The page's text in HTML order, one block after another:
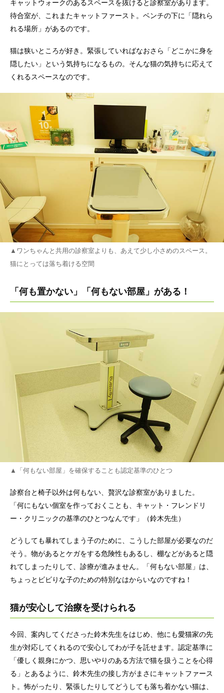
キャットウォークのあるスペースを抜けると診察室があります。
待合室が、これまたキャットファースト。ベンチの下に「隠れら
れる場所」があるのです。
猫は狭いところが好き。緊張していればなおさら「どこかに身を
隠したい」という気持ちになるもの。そんな猫の気持ちに応えて
くれるスペースなのです。
▲ワンちゃんと共用の診察室よりも、あえて少し小さめのスペース。
猫にとっては落ち着ける空間
「何も置かない」「何もない部屋」がある！
▲「何もない部屋」を確保することも認定基準のひとつ
診察台と椅子以外は何もない、贅沢な診察室がありました。
「何にもない個室を作っておくことも、キャット・フレンドリ
ー・クリニックの基準のひとつなんです」（鈴木先生）
どうしても暴れてしまう子のために、こうした部屋が必要なのだ
そう。物があるとケガをする危険性もあるし、棚などがあると隠
れてしまったりして、診療が進みません。「何もない部屋」は、
ちょっとビビりな子のための特別なはからいなのですね！
猫が安心して治療を受けられる
今回、案内してくださった鈴木先生をはじめ、他にも愛猫家の先
生が対応してくれるので安心してわが子を託せます。認定基準に
「優しく親身にかつ、思いやりのある方法で猫を扱うことを心得
る」とあるように、鈴木先生の接し方がまさにキャットファース
ト。怖がったり、緊張したりしてどうしても落ち着かない猫は、